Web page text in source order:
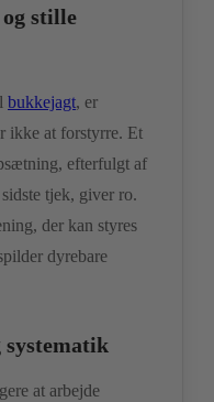
stille
bukkejagt, er
ikke at forstyrre. Et
efterfulgt af
tjek, giver ro.
der kan styres
dyrebare
systematik
at arbejde